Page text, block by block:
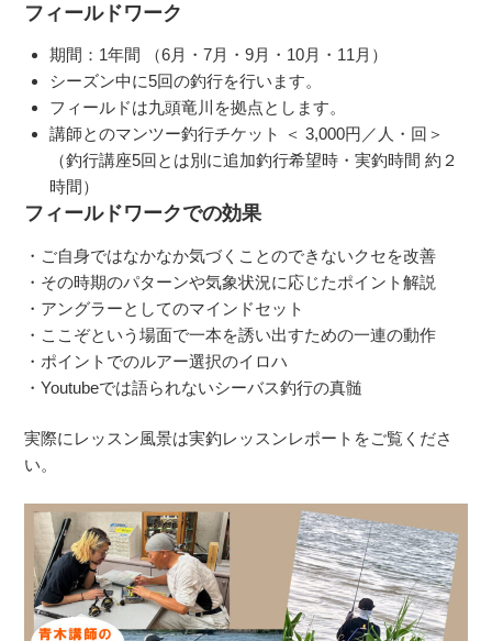
フィールドワーク
期間：1年間 （6月・7月・9月・10月・11月）
シーズン中に5回の釣行を行います。
フィールドは九頭竜川を拠点とします。
講師とのマンツー釣行チケット ＜ 3,000円／人・回＞
（釣行講座5回とは別に追加釣行希望時・実釣時間 約２
時間）
フィールドワークでの効果
・ご自身ではなかなか気づくことのできないクセを改善
・その時期のパターンや気象状況に応じたポイント解説
・アングラーとしてのマインドセット
・ここぞという場面で一本を誘い出すための一連の動作
・ポイントでのルアー選択のイロハ
・Youtubeでは語られないシーバス釣行の真髄
実際にレッスン風景は実釣レッスンレポートをご覧くださ
い。